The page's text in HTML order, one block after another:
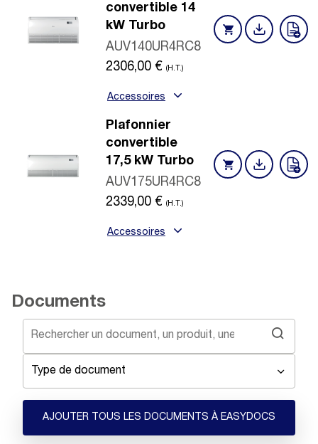
convertible 14
kW Turbo
AUV140UR4RC8
2306,00 € (H.T.)
Accessoires
Plafonnier
convertible
17,5 kW Turbo
AUV175UR4RC8
2339,00 € (H.T.)
Accessoires
Documents
Type de document
AJOUTER TOUS LES DOCUMENTS À EASYDOCS